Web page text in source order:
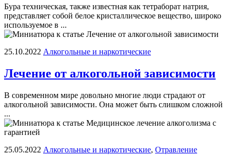
Бура техническая, также известная как тетраборат натрия,
представляет собой белое кристаллическое вещество, широко
используемое в ...
25.10.2022 Алкогольные и наркотические
Лечение от алкогольной зависимости
В современном мире довольно многие люди страдают от
алкогольной зависимости. Она может быть слишком сложной
...
25.05.2022 Алкогольные и наркотические, Отравление